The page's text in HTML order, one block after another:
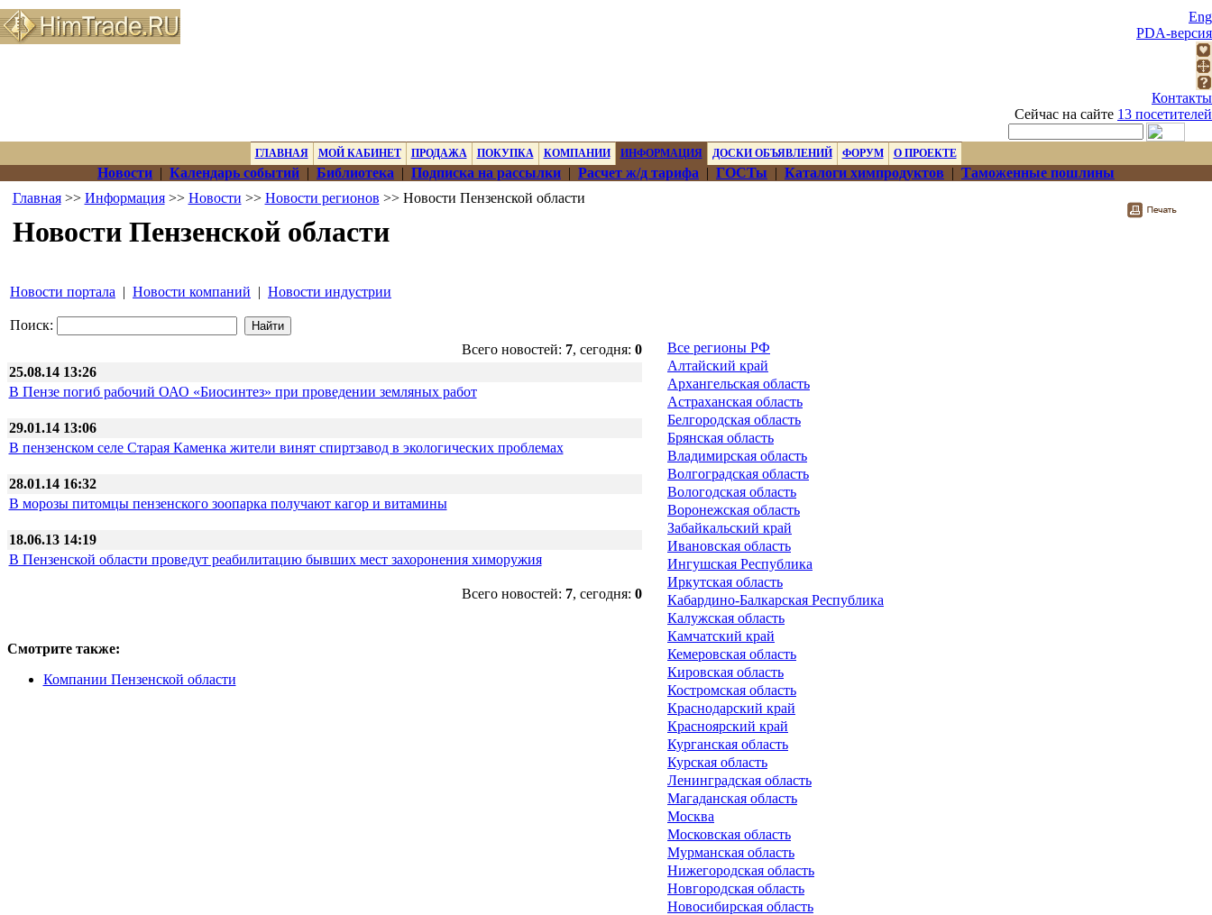
Eng
PDA-версия
Контакты
Сейчас на сайте 13 посетителей
ГЛАВНАЯ МОЙ КАБИНЕТ ПРОДАЖА ПОКУПКА КОМПАНИИ ИНФОРМАЦИЯ ДОСКИ ОБЪЯВЛЕНИЙ ФОРУМ О ПРОЕКТЕ
Новости | Календарь событий | Библиотека | Подписка на рассылки | Расчет ж/д тарифа | ГОСТы | Каталоги химпродуктов | Таможенные пошлины
Главная>> Информация>> Новости >> Новости регионов >> Новости Пензенской области
Новости Пензенской области
Новости портала | Новости компаний | Новости индустрии
Поиск:
Всего новостей: 7, сегодня: 0
25.08.14 13:26
В Пензе погиб рабочий ОАО «Биосинтез» при проведении земляных работ
29.01.14 13:06
В пензенском селе Старая Каменка жители винят спиртзавод в экологических проблемах
28.01.14 16:32
В морозы питомцы пензенского зоопарка получают кагор и витамины
18.06.13 14:19
В Пензенской области проведут реабилитацию бывших мест захоронения химоружия
Всего новостей: 7, сегодня: 0
Смотрите также:
Компании Пензенской области
Все регионы РФ
Алтайский край
Архангельская область
Астраханская область
Белгородская область
Брянская область
Владимирская область
Волгоградская область
Вологодская область
Воронежская область
Забайкальский край
Ивановская область
Ингушская Республика
Иркутская область
Кабардино-Балкарская Республика
Калужская область
Камчатский край
Кемеровская область
Кировская область
Костромская область
Краснодарский край
Красноярский край
Курганская область
Курская область
Ленинградская область
Магаданская область
Москва
Московская область
Мурманская область
Нижегородская область
Новгородская область
Новосибирская область